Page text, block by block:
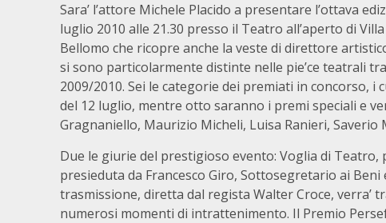
Sara’ l’attore Michele Placido a presentare l’ottava
luglio 2010 alle 21.30 presso il Teatro all’aperto di
Bellomo che ricopre anche la veste di direttore
si sono particolarmente distinte nelle pie’ce teatrali
2009/2010. Sei le categorie dei premiati in concorso,
del 12 luglio, mentre otto saranno i premi speciali e
Gragnaniello, Maurizio Micheli, Luisa Ranieri,
Due le giurie del prestigioso evento: Voglia di
presieduta da Francesco Giro, Sottosegretario ai
trasmissione, diretta dal regista Walter Croce, verra’
numerosi momenti di intrattenimento. Il Premio